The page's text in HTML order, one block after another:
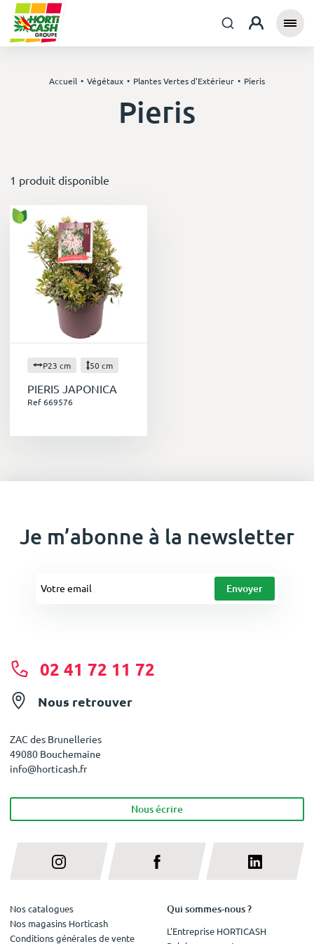
Accueil Végétaux Plantes Vertes d'Extérieur Pieris
Pieris
1 produit disponible
P23 cm 50 cm
PIERIS JAPONICA
Ref 669576
Je m’abonne à la newsletter
02 41 72 11 72
Nous retrouver
ZAC des Brunelleries
49080 Bouchemaine
info@horticash.fr
Nous écrire
Nos catalogues
Nos magasins Horticash
Conditions générales de vente
Qui sommes-nous ?
L'Entreprise HORTICASH